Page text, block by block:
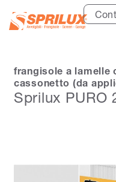
frangisole a lamelle
cassonetto (da
Sprilux PURO